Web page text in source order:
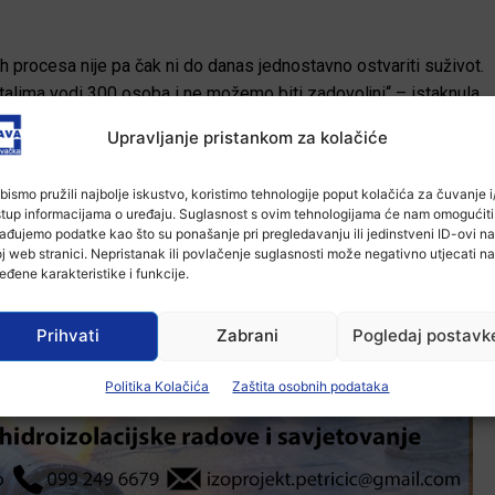
Upravljanje pristankom za kolačiće
pružili najbolje iskustvo, koristimo tehnologije poput kolačića za čuvanje
informacijama o uređaju. Suglasnost s ovim tehnologijama će nam
podatke kao što su ponašanje pri pregledavanju ili jedinstveni ID-ovi na
web stranici. Nepristanak ili povlačenje suglasnosti može negativno utjecati na
karakteristike i funkcije.
Prihvati Zabrani Pogledaj
Politika Kolačića Zaštita osobnih podataka
procesa nije pa čak ni do danas jednostavno ostvariti suživot.
vodi 300 osoba i ne možemo biti zadovoljni“ – istaknula
srijemsku županiju Dragutin Glasnović ovom prigodom da
više očekivalo i upozorio na stanje u gospodarstvu i
je Vukovar ljepši nego ikad nije dovoljno imati zgrade, treba
je Glasnović na svečanom prijamu u zgradi Vukovarsko-
27. obljetnice međunarodnog priznanja Republike
reintegracije.